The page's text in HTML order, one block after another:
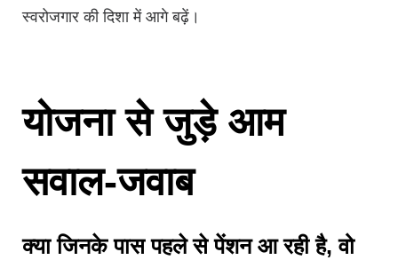
स्वरोजगार की दिशा में आगे बढ़ें।
योजना से जुड़े आम
सवाल-जवाब
क्या जिनके पास पहले से पेंशन आ रही है, वो